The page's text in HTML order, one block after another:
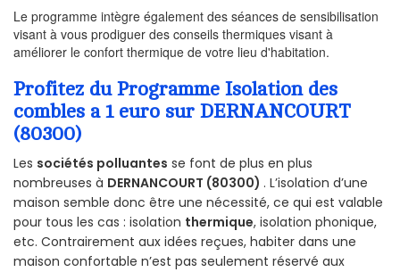
Le programme intègre également des séances de sensibilisation
visant à vous prodiguer des conseils thermiques visant à
améliorer le confort thermique de votre lieu d'habitation.
Profitez du Programme Isolation des
combles a 1 euro sur DERNANCOURT
(80300)
Les sociétés polluantes se font de plus en plus
nombreuses à DERNANCOURT (80300) . L’isolation d’une
maison semble donc être une nécessité, ce qui est valable
pour tous les cas : isolation thermique, isolation phonique,
etc. Contrairement aux idées reçues, habiter dans une
maison confortable n’est pas seulement réservé aux